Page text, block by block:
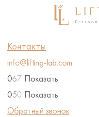
Контакты
info@lifting-lab.com
067 Показать
050 Показать
Обратный звонок